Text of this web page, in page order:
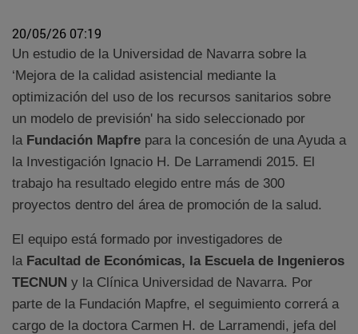
20/05/26 07:19
Un estudio de la Universidad de Navarra sobre la
‘Mejora de la calidad asistencial mediante la
optimización del uso de los recursos sanitarios sobre
un modelo de previsión' ha sido seleccionado por
la Fundación Mapfre para la concesión de una Ayuda a
la Investigación Ignacio H. De Larramendi 2015. El
trabajo ha resultado elegido entre más de 300
proyectos dentro del área de promoción de la salud.
El equipo está formado por investigadores de
la Facultad de Económicas, la Escuela de Ingenieros
TECNUN y la Clínica Universidad de Navarra. Por
parte de la Fundación Mapfre, el seguimiento correrá a
cargo de la doctora Carmen H. de Larramendi, jefa del